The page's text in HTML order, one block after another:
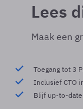
Lees
Maak een
Toegang tot 3
Inclusief CTO
Blijf up-to-